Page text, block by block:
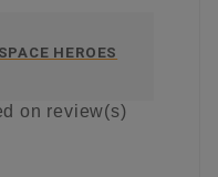
HEROES
on review(s)